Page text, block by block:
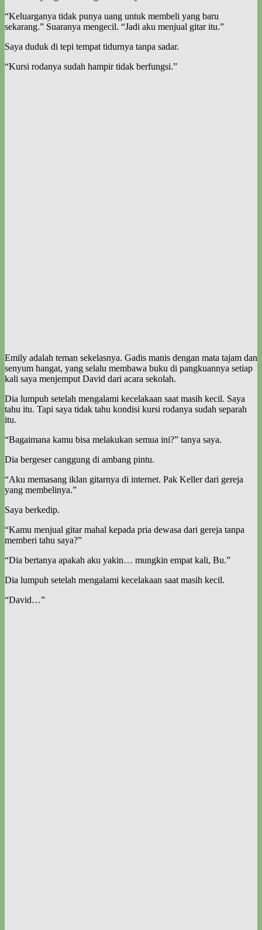
“Keluarganya tidak punya uang untuk membeli yang baru
sekarang.” Suaranya mengecil. “Jadi aku menjual gitar itu.”
Saya duduk di tepi tempat tidurnya tanpa sadar.
“Kursi rodanya sudah hampir tidak berfungsi.”
Emily adalah teman sekelasnya. Gadis manis dengan mata tajam dan
senyum hangat, yang selalu membawa buku di pangkuannya setiap
kali saya menjemput David dari acara sekolah.
Dia lumpuh setelah mengalami kecelakaan saat masih kecil. Saya
tahu itu. Tapi saya tidak tahu kondisi kursi rodanya sudah separah
itu.
“Bagaimana kamu bisa melakukan semua ini?” tanya saya.
Dia bergeser canggung di ambang pintu.
“Aku memasang iklan gitarnya di internet. Pak Keller dari gereja
yang membelinya.”
Saya berkedip.
“Kamu menjual gitar mahal kepada pria dewasa dari gereja tanpa
memberi tahu saya?”
“Dia bertanya apakah aku yakin… mungkin empat kali, Bu.”
Dia lumpuh setelah mengalami kecelakaan saat masih kecil.
“David…”